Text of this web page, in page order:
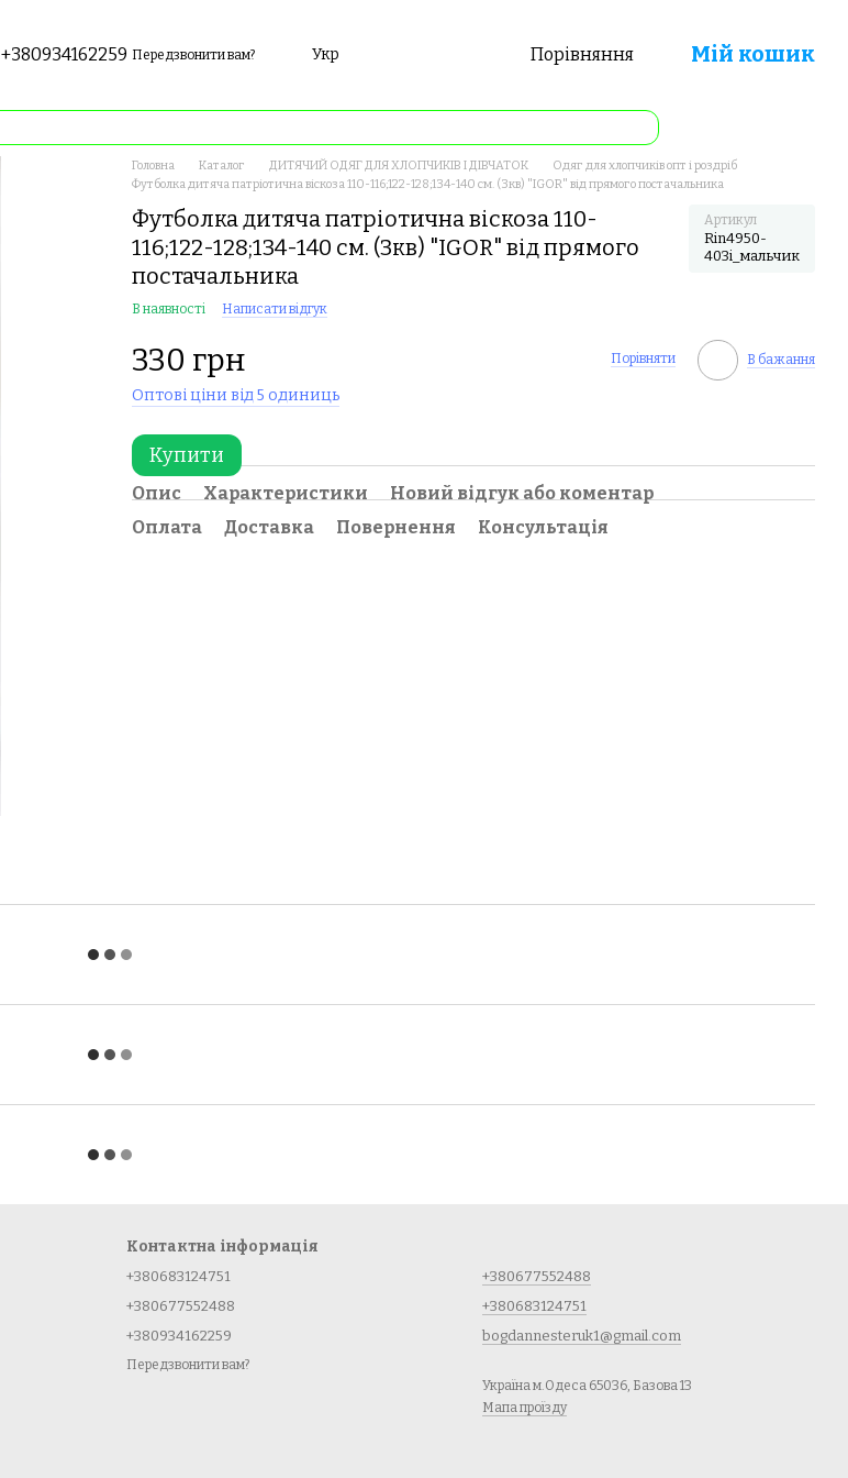
+380934162259 Передзвонити вам? Укр Порівняння Мій кошик
Головна Каталог ДИТЯЧИЙ ОДЯГ ДЛЯ ХЛОПЧИКІВ І ДІВЧАТОК
Одяг для хлопчиків опт і роздріб
Футболка дитяча патріотична віскоза 110-116;122-128;134-140 см. (3кв) "IGOR" від прямого постачальника
Футболка дитяча патріотична віскоза 110-
116;122-128;134-140 см. (3кв) "IGOR" від прямого
постачальника
Артикул
Rin4950-
403i_мальчик
В наявності Написати відгук
330 грн Порівняти В бажання
Оптові ціни від 5 одиниць
Купити
Опис Характеристики
Новий відгук або коментар
Оплата
Доставка Повернення Консультація
Контактна інформація
+380683124751
+380677552488
+380934162259
Передзвонити вам?
+380677552488
+380683124751
bogdannesteruk1@gmail.com
Україна м.Одеса 65036, Базова 13
Мапа проїзду